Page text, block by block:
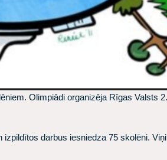
Olimpiādi organizēja Rīgas Valsts
darbus iesniedza 75 skolēni.